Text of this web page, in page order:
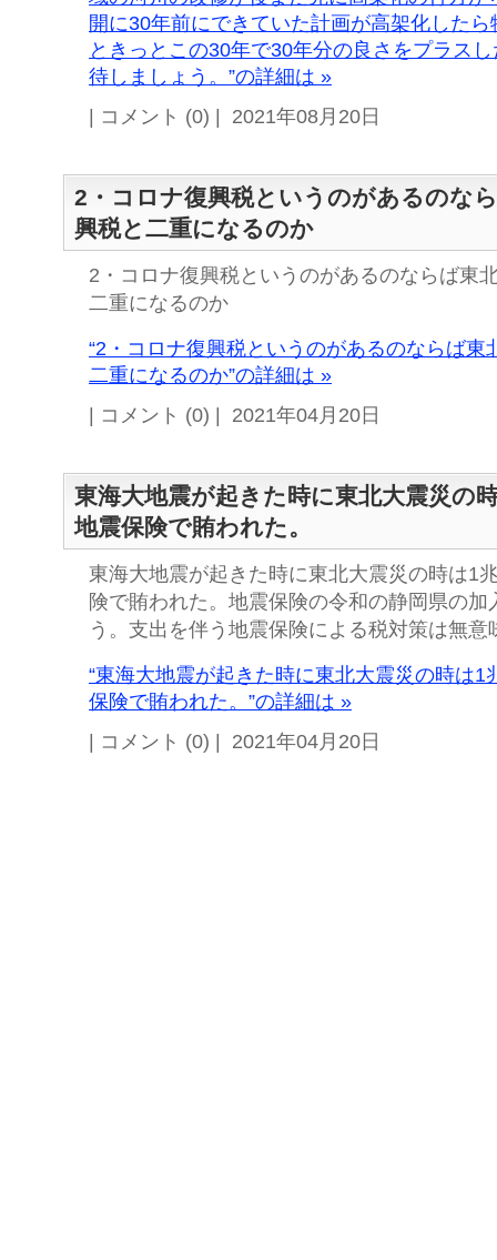
開に30年前にできていた計画が高架化した
ときっとこの30年で30年分の良さをプラス
待しましょう。”の詳細は »
| コメント (0) | 2021年08月20日
2・コロナ復興税というのがあるのな
興税と二重になるのか
2・コロナ復興税というのがあるのならば東
二重になるのか
“2・コロナ復興税というのがあるのならば東
二重になるのか”の詳細は »
| コメント (0) | 2021年04月20日
東海大地震が起きた時に東北大震災の
地震保険で賄われた。
東海大地震が起きた時に東北大震災の時は1
険で賄われた。地震保険の令和の静岡県の加
う。支出を伴う地震保険による税対策は無意
“東海大地震が起きた時に東北大震災の時は1
保険で賄われた。”の詳細は »
| コメント (0) | 2021年04月20日